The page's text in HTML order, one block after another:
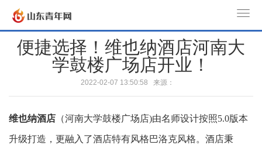
o
便捷选择！维也纳酒店河南大
学鼓楼广场店开业！
2022-02-07 13:50:58 来源：
维也纳酒店 （河南大学鼓楼广场店)由名师设计按照5.0版本
升级打造，更融入了酒店特有风格巴洛克风格。酒店秉